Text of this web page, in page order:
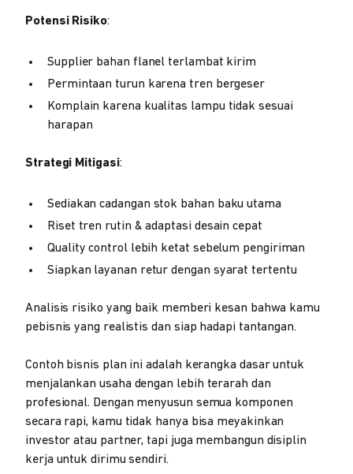
Potensi Risiko:
Supplier bahan flanel terlambat kirim
Permintaan turun karena tren bergeser
Komplain karena kualitas lampu tidak sesuai
harapan
Strategi Mitigasi:
Sediakan cadangan stok bahan baku utama
Riset tren rutin & adaptasi desain cepat
Quality control lebih ketat sebelum pengiriman
Siapkan layanan retur dengan syarat tertentu
Analisis risiko yang baik memberi kesan bahwa kamu
pebisnis yang realistis dan siap hadapi tantangan.
Contoh bisnis plan ini adalah kerangka dasar untuk
menjalankan usaha dengan lebih terarah dan
profesional. Dengan menyusun semua komponen
secara rapi, kamu tidak hanya bisa meyakinkan
investor atau partner, tapi juga membangun disiplin
kerja untuk dirimu sendiri.